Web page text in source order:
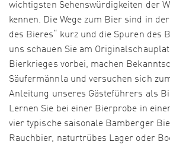
wichtigsten Sehenswürdigkeiten der
kennen. Die Wege zum Bier sind in
des Bieres“ kurz und die Spuren des
uns schauen Sie am
Bierkrieges vorbei, machen
Säufermännla und versuchen sich
Anleitung unseres Gästeführers als
Lernen Sie bei einer Bierprobe in
vier typische saisonale Bamberger
Rauchbier, naturtrübes Lager oder